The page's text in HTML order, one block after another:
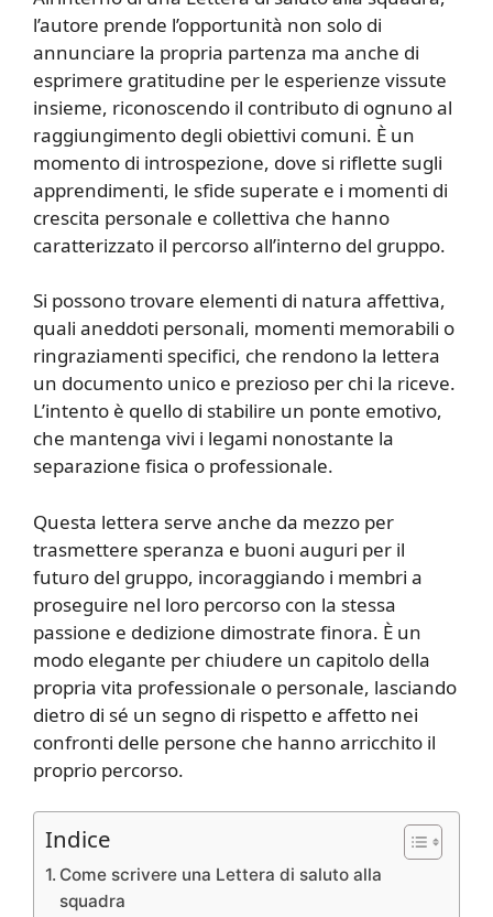
l’autore prende l’opportunità non solo di
annunciare la propria partenza ma anche di
esprimere gratitudine per le esperienze vissute
insieme, riconoscendo il contributo di ognuno al
raggiungimento degli obiettivi comuni. È un
momento di introspezione, dove si riflette sugli
apprendimenti, le sfide superate e i momenti di
crescita personale e collettiva che hanno
caratterizzato il percorso all’interno del gruppo.
Si possono trovare elementi di natura affettiva,
quali aneddoti personali, momenti memorabili o
ringraziamenti specifici, che rendono la lettera
un documento unico e prezioso per chi la riceve.
L’intento è quello di stabilire un ponte emotivo,
che mantenga vivi i legami nonostante la
separazione fisica o professionale.
Questa lettera serve anche da mezzo per
trasmettere speranza e buoni auguri per il
futuro del gruppo, incoraggiando i membri a
proseguire nel loro percorso con la stessa
passione e dedizione dimostrate finora. È un
modo elegante per chiudere un capitolo della
propria vita professionale o personale, lasciando
dietro di sé un segno di rispetto e affetto nei
confronti delle persone che hanno arricchito il
proprio percorso.
Indice
Come scrivere una Lettera di saluto alla
squadra